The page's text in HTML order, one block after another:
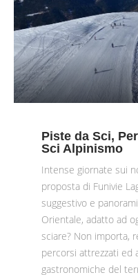
Piste da Sci,
Sci Alpinismo
Intense giornate sui
proposta di Funivie
suggestivo e
Orientale, adatto ad
sciare? Non importa,
percorsi attrezzati ed
gastronomiche del